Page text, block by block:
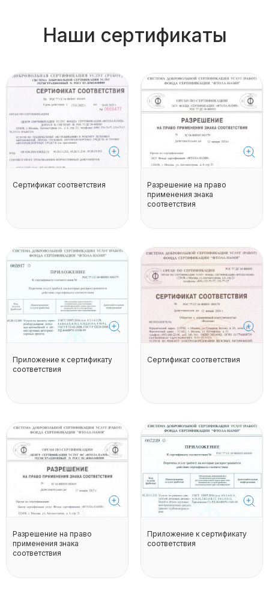
Наши сертификаты
Сертификат соответствия
Разрешение на право
применения знака
соответствия
Приложение к сертификату
соответствия
Сертификат соответствия
Разрешение на право
применения знака
соответствия
Приложение к сертификату
соответствия